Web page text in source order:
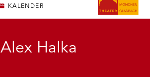
KALENDER
Alex Halka